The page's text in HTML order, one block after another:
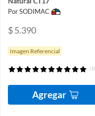
Por SODIMAC
$ 5.390
Imagen Referencial
(1)
Agregar